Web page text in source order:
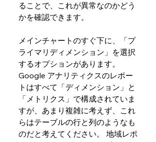
ることで、これが異常なのかどう
かを確認できます。
メインチャートのすぐ下に、「プ
ライマリディメンション」を選択
するオプションがあります。
Google アナリティクスのレポー
トはすべて「ディメンション」と
「メトリクス」で構成されていま
すが、あまり複雑に考えず、これ
らはテーブルの行と列のようなも
のだと考えてください。 地域レポ